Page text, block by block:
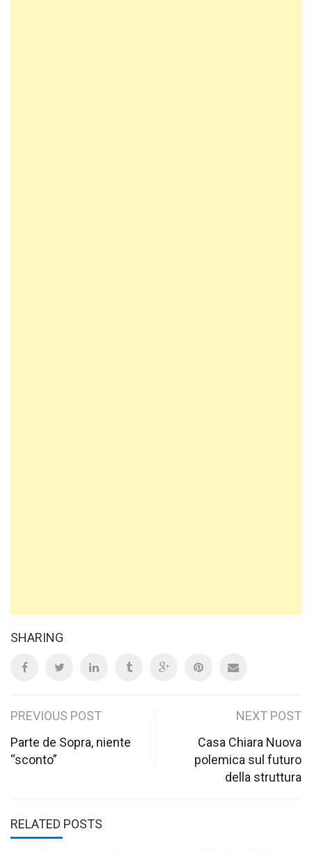
SHARING
Post
navigation
PREVIOUS POST
Parte de Sopra, niente
“sconto”
NEXT POST
Casa Chiara Nuova
polemica sul futuro
della struttura
RELATED POSTS